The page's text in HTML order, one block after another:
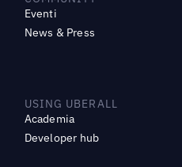
Eventi
News & Press
USING UBERALL
Academia
Developer hub